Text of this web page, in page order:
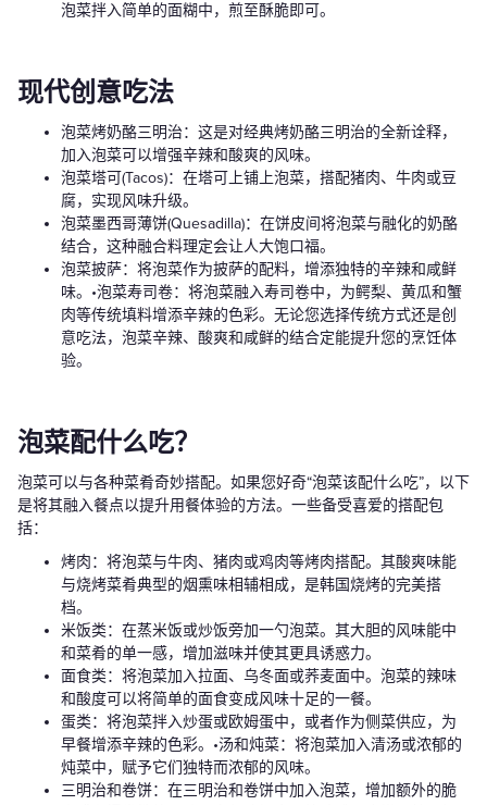
泡菜拌入简单的面糊中，煎至酥脆即可。
现代创意吃法
泡菜烤奶酪三明治：这是对经典烤奶酪三明治的全新诠释，
加入泡菜可以增强辛辣和酸爽的风味。
泡菜塔可(Tacos)：在塔可上铺上泡菜，搭配猪肉、牛肉或豆
腐，实现风味升级。
泡菜墨西哥薄饼(Quesadilla)：在饼皮间将泡菜与融化的奶酪
结合，这种融合料理定会让人大饱口福。
泡菜披萨：将泡菜作为披萨的配料，增添独特的辛辣和咸鲜
味。•泡菜寿司卷：将泡菜融入寿司卷中，为鳄梨、黄瓜和蟹
肉等传统填料增添辛辣的色彩。无论您选择传统方式还是创
意吃法，泡菜辛辣、酸爽和咸鲜的结合定能提升您的烹饪体
验。
泡菜配什么吃？
泡菜可以与各种菜肴奇妙搭配。如果您好奇“泡菜该配什么吃”，以下
是将其融入餐点以提升用餐体验的方法。一些备受喜爱的搭配包
括：
烤肉：将泡菜与牛肉、猪肉或鸡肉等烤肉搭配。其酸爽味能
与烧烤菜肴典型的烟熏味相辅相成，是韩国烧烤的完美搭
档。
米饭类：在蒸米饭或炒饭旁加一勺泡菜。其大胆的风味能中
和菜肴的单一感，增加滋味并使其更具诱惑力。
面食类：将泡菜加入拉面、乌冬面或荞麦面中。泡菜的辣味
和酸度可以将简单的面食变成风味十足的一餐。
蛋类：将泡菜拌入炒蛋或欧姆蛋中，或者作为侧菜供应，为
早餐增添辛辣的色彩。•汤和炖菜：将泡菜加入清汤或浓郁的
炖菜中，赋予它们独特而浓郁的风味。
三明治和卷饼：在三明治和卷饼中加入泡菜，增加额外的脆